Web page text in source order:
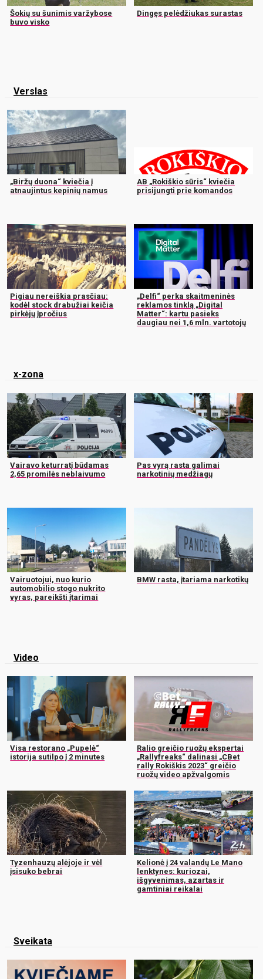
Šokių su šunimis varžybose
buvo visko
Dingęs pelėdžiukas surastas
Verslas
„Biržų duona“ kviečia į
atnaujintus kepinių namus
AB „Rokiškio sūris“ kviečia
prisijungti prie komandos
Pigiau nereiškia prasčiau:
kodėl stock drabužiai keičia
pirkėjų įpročius
„Delfi“ perka skaitmeninės
reklamos tinklą „Digital
Matter“: kartu pasieks
daugiau nei 1,6 mln. vartotojų
x-zona
Vairavo keturratį būdamas
2,65 promilės neblaivumo
Pas vyrą rasta galimai
narkotinių medžiagų
Vairuotojui, nuo kurio
automobilio stogo nukrito
vyras, pareikšti įtarimai
BMW rasta, įtariama narkotikų
Video
Visa restorano „Pupelė“
istorija sutilpo į 2 minutes
Ralio greičio ruožų ekspertai
„Rallyfreaks“ dalinasi „CBet
rally Rokiškis 2023“ greičio
ruožų video apžvalgomis
Tyzenhauzų alėjoje ir vėl
įsisuko bebrai
Kelionė į 24 valandų Le Mano
lenktynes: kuriozai,
išgyvenimas, azartas ir
gamtiniai reikalai
Sveikata